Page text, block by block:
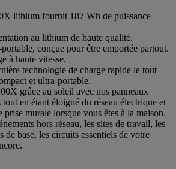
lithium fournit 187 Wh de puissance
au lithium de haute qualité.
conçue pour être emportée partout.
à haute vitesse.
technologie de charge rapide le tout
et ultra-portable.
grâce au soleil avec nos panneaux
tout en étant éloigné du réseau électrique et
prise murale lorsque vous êtes à la maison.
hors réseau, les sites de travail, les
de base, les circuits essentiels de votre